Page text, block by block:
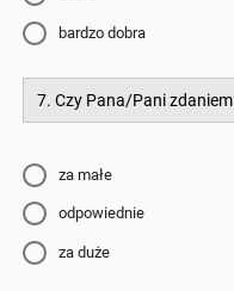
bardzo dobra
7. Czy Pana/Pani
za małe
odpowiednie
za duże